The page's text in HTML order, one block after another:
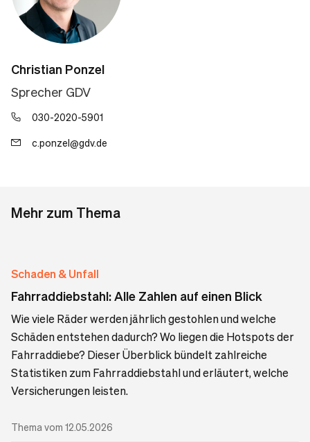
Christian Ponzel
Sprecher GDV
030-2020-5901
c.ponzel@gdv.de
Mehr zum Thema
Schaden & Unfall
Fahrraddiebstahl: Alle Zahlen auf einen Blick
Wie viele Räder werden jährlich gestohlen und welche
Schäden entstehen dadurch? Wo liegen die Hotspots der
Fahrraddiebe? Dieser Überblick bündelt zahlreiche
Statistiken zum Fahrraddiebstahl und erläutert, welche
Versicherungen leisten.
Thema vom 12.05.2026